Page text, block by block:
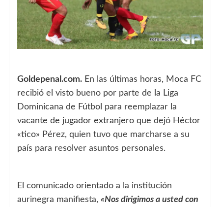
Goldepenal.com. En las últimas horas, Moca FC
recibió el visto bueno por parte de la Liga
Dominicana de Fútbol para reemplazar la
vacante de jugador extranjero que dejó Héctor
«tico» Pérez, quien tuvo que marcharse a su
país para resolver asuntos personales.
El comunicado orientado a la institución
aurinegra manifiesta, «Nos dirigimos a usted con